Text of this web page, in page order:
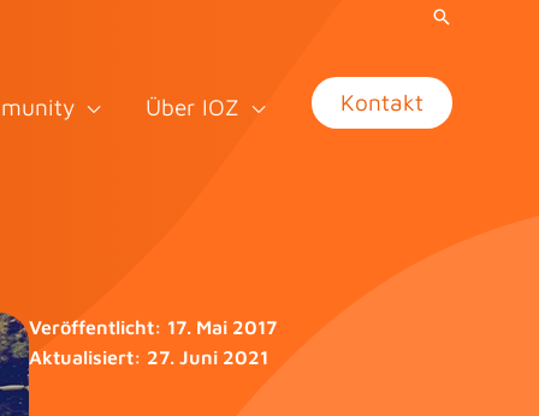
Über IOZ Kontakt
Veröffentlicht: 17. Mai 2017
Aktualisiert: 27. Juni 2021